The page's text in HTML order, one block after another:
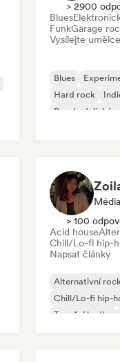
> 2900
Blues
FunkGarage
Vysílejte
Blues
Hard rock
Psychedelický
> 100
Acid house
Chill/Lo-fi hip-
Napsat články
Alternativní
Chill/Lo-fi hip-
Taneční hudba